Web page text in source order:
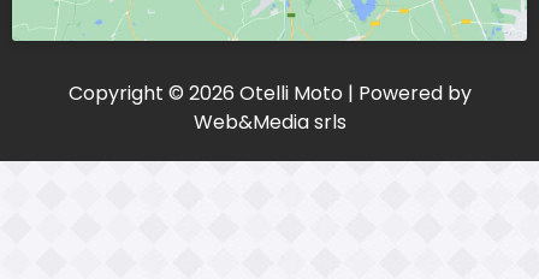
Copyright © 2026 Otelli Moto | Powered by
Web&Media srls